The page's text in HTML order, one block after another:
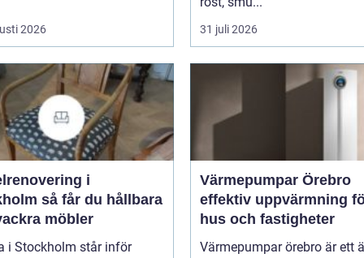
2026 31 juli 2026
i
du hållbara
möbler
i Stockholm står inför
Värmepumpar Örebro
effektiv uppvärmning
hus och fastigheter
Värmepumpar örebro är ett